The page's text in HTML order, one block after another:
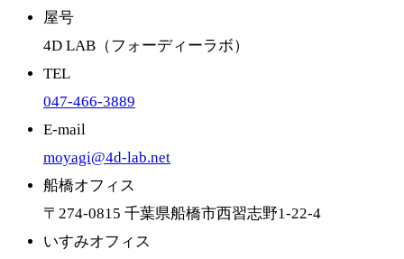
屋号
4D LAB （フォーディーラボ）
TEL
047-466-3889
E-mail
moyagi@4d-lab.net
船橋オフィス
〒 274-0815 千葉県船橋市西習志野1-22-4
いすみオフィス